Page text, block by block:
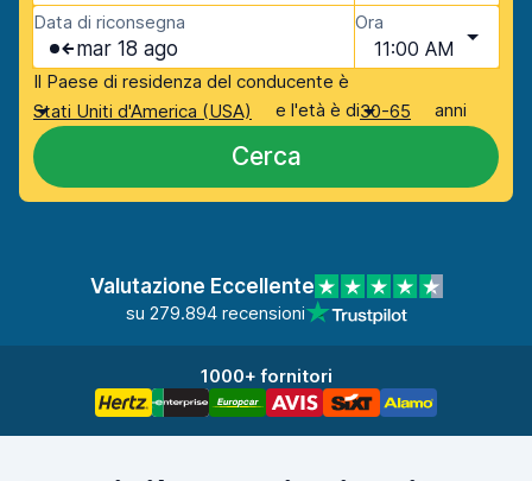
Data di riconsegna
mar 18 ago
Ora
11:00 AM
Il Paese di residenza del conducente è
Stati Uniti d'America (USA)
e l'età è di30-65 anni
Cerca
Valutazione Eccellente
su 279.894 recensioni
1000+ fornitori